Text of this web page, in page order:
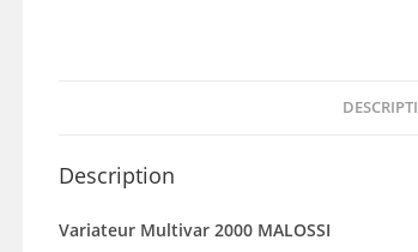
Description
Variateur Multivar 2000 MALOSSI